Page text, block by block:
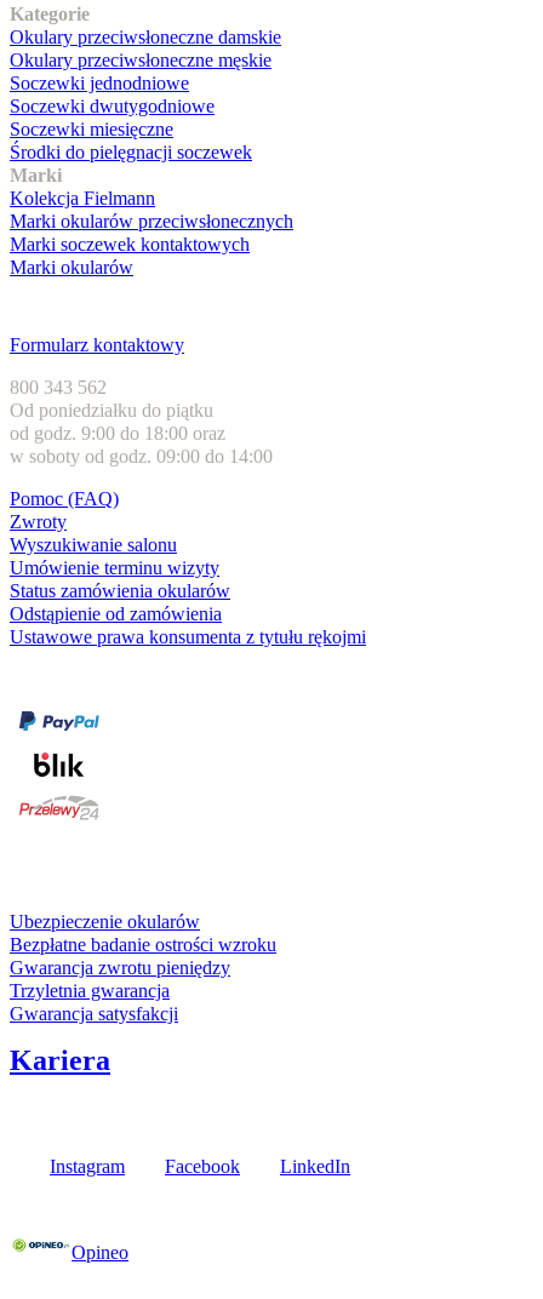
Kategorie
Okulary przeciwsłoneczne damskie
Okulary przeciwsłoneczne męskie
Soczewki jednodniowe
Soczewki dwutygodniowe
Soczewki miesięczne
Środki do pielęgnacji soczewek
Marki
Kolekcja Fielmann
Marki okularów przeciwsłonecznych
Marki soczewek kontaktowych
Marki okularów
Formularz kontaktowy
800 343 562
Od poniedziałku do piątku
od godz. 9:00 do 18:00 oraz
w soboty od godz. 09:00 do 14:00
Pomoc (FAQ)
Zwroty
Wyszukiwanie salonu
Umówienie terminu wizyty
Status zamówienia okularów
Odstąpienie od zamówienia
Ustawowe prawa konsumenta z tytułu rękojmi
Ubezpieczenie okularów
Bezpłatne badanie ostrości wzroku
Gwarancja zwrotu pieniędzy
Trzyletnia gwarancja
Gwarancja satysfakcji
Kariera
Instagram Facebook LinkedIn
Opineo